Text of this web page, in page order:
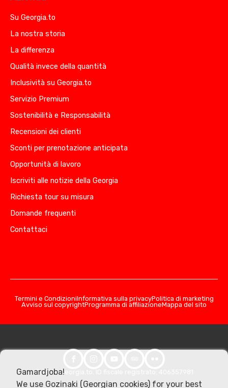
Su Georgia.to
La nostra storia
La differenza
Qualità invece della quantità
Inclusività su Georgia.to
Servizio Premium
Sostenibilità e Responsabilità
Recensioni dei clienti
Sconti per prenotazione anticipata
Opportunità di lavoro
Iscriviti alle notizie della Georgia
Richiesta tour su misura
Domande frequenti
Contattaci
Termini e CondizioniInformativa sulla privacyPolitica di marketing
Avviso sul copyrightProgramma di affiliazioneMappa del sito
© 2026 Georgia.to. ID fiscale registrato: 406357981
Gamardjoba!
We use Gozinaki (Georgian cookies) for your best